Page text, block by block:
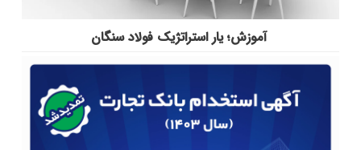
آموزش؛ یار استراتژیک فولاد سنگان